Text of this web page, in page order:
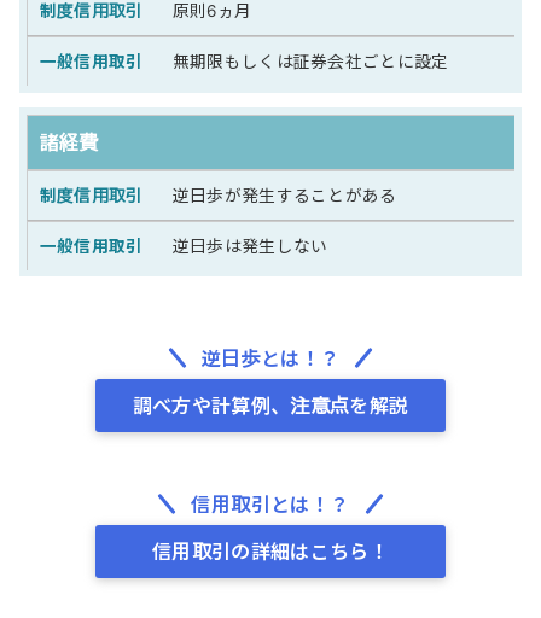
原則6ヵ月
無期限もしくは証券会社ごとに設定
諸経費
逆日歩が発生することがある
逆日歩は発生しない
逆日歩とは！？
調べ方や計算例、注意点を解説
信用取引とは！？
信用取引の詳細はこちら！